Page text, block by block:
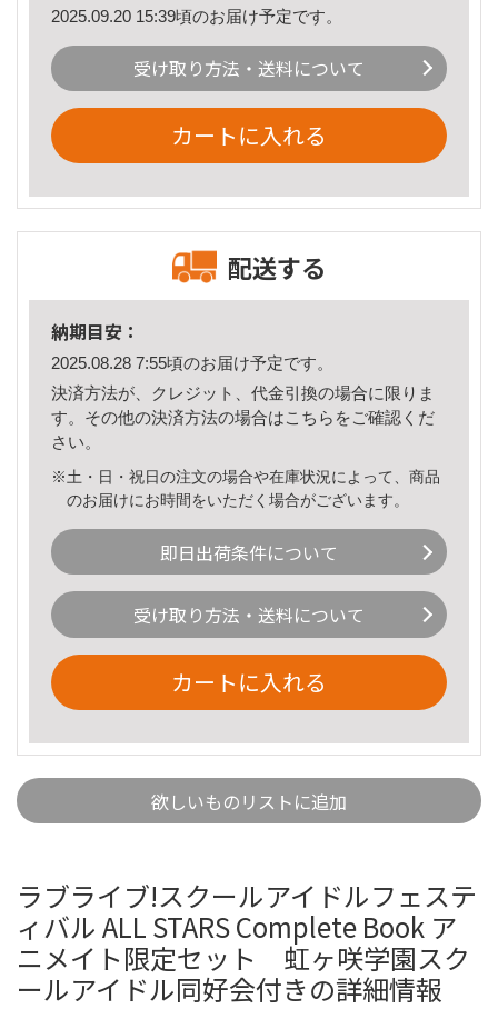
2025.09.20 15:39頃のお届け予定です。
受け取り方法・送料について
カートに入れる
配送する
納期目安：
2025.08.28 7:55頃のお届け予定です。
決済方法が、クレジット、代金引換の場合に限りま
す。その他の決済方法の場合はこちら をご確認くだ
さい。
※土・日・祝日の注文の場合や在庫状況によって、商品
のお届けにお時間をいただく場合がございます。
即日出荷条件について
受け取り方法・送料について
カートに入れる
欲しいものリストに追加
ラブライブ!スクールアイドルフェステ
ィバル ALL STARS Complete Book ア
ニメイト限定セット 虹ヶ咲学園スク
ールアイドル同好会付きの詳細情報